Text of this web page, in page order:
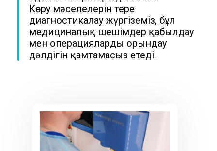
Көру мәселелерін терең
диагностикалау жүргіземіз, бұл
медициналық шешімдер қабылдау
мен операцияларды орындау
дәлдігін қамтамасыз етеді.